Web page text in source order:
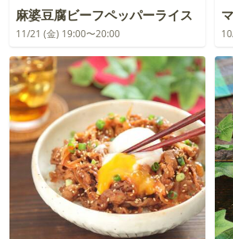
麻婆豆腐ビーフペッパーライス
11/21 (金) 19:00〜20:00